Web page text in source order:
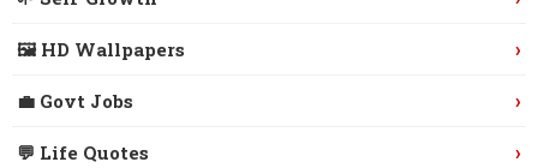
🖼️ HD Wallpapers ›
💼 Govt Jobs ›
💬 Life Quotes ›